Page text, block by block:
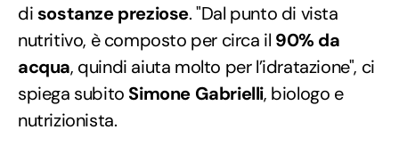
di sostanze preziose. "Dal punto di vista
nutritivo, è composto per circa il 90% da
acqua, quindi aiuta molto per l’idratazione", ci
spiega subito Simone Gabrielli, biologo e
nutrizionista.